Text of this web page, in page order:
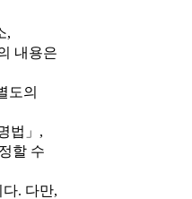
,
내용은
도의
법」,
할 수
. 다만,